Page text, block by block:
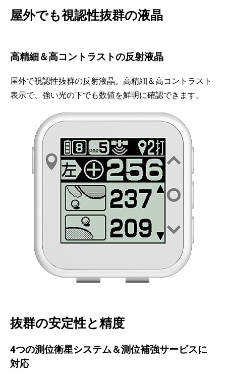
屋外でも視認性抜群の液晶
高精細＆高コントラストの反射液晶
屋外で視認性抜群の反射液晶。高精細＆高コントラスト
表示で、強い光の下でも数値を鮮明に確認できます。
抜群の安定性と精度
4つの測位衛星システム＆測位補強サービスに
対応